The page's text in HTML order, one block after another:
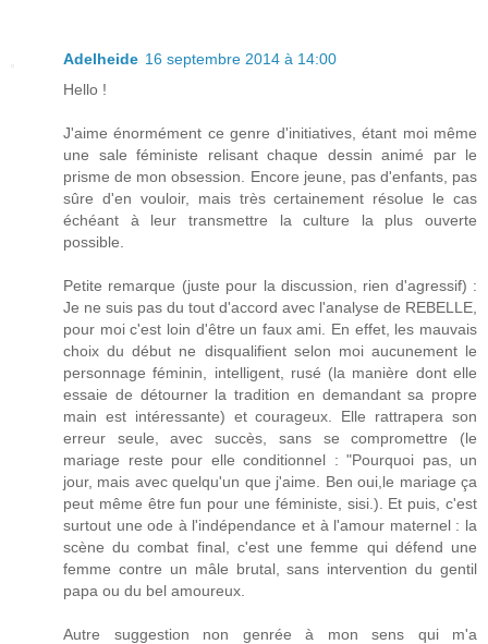
Adelheide 16 septembre 2014 à 14:00
Hello !
J'aime énormément ce genre d'initiatives, étant moi même
une sale féministe relisant chaque dessin animé par le
prisme de mon obsession. Encore jeune, pas d'enfants, pas
sûre d'en vouloir, mais très certainement résolue le cas
échéant à leur transmettre la culture la plus ouverte
possible.
Petite remarque (juste pour la discussion, rien d'agressif) :
Je ne suis pas du tout d'accord avec l'analyse de REBELLE,
pour moi c'est loin d'être un faux ami. En effet, les mauvais
choix du début ne disqualifient selon moi aucunement le
personnage féminin, intelligent, rusé (la manière dont elle
essaie de détourner la tradition en demandant sa propre
main est intéressante) et courageux. Elle rattrapera son
erreur seule, avec succès, sans se compromettre (le
mariage reste pour elle conditionnel : "Pourquoi pas, un
jour, mais avec quelqu'un que j'aime. Ben oui,le mariage ça
peut même être fun pour une féministe, sisi.). Et puis, c'est
surtout une ode à l'indépendance et à l'amour maternel : la
scène du combat final, c'est une femme qui défend une
femme contre un mâle brutal, sans intervention du gentil
papa ou du bel amoureux.
Autre suggestion non genrée à mon sens qui m'a